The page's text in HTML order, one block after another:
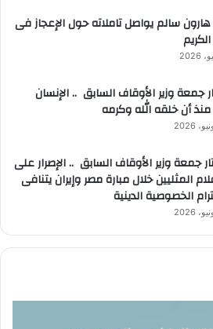
سالم يواصل تاملاته حول الإعجاز فى
جمعة وزير الأوقاف السابق .. الإنسان
أن خلقه الله وكرمه
جمعة وزير الأوقاف السابق .. الإصرار على
المثليين خلال مبارة مصر وإيران يتنافى
الخصوصية الدينية